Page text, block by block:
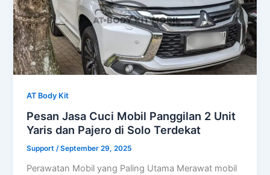
AT Body Kit
Pesan Jasa Cuci Mobil Panggilan 2 Unit
Yaris dan Pajero di Solo Terdekat
Support/September 29, 2025
Perawatan Mobil yang Paling Utama Merawat mobil